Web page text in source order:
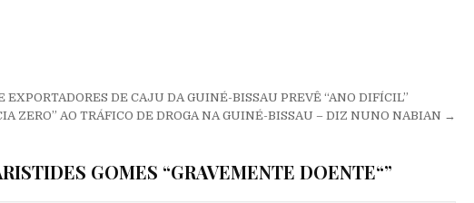
EXPORTADORES DE CAJU DA GUINÉ-BISSAU PREVÊ “ANO DIFÍCIL”
ZERO” AO TRÁFICO DE DROGA NA GUINÉ-BISSAU – DIZ NUNO NABIAN →
GOMES “GRAVEMENTE DOENTE“”